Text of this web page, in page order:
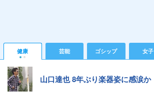
健康 芸能 ゴシップ 女子
山口達也 8年ぶり楽器姿に感涙か